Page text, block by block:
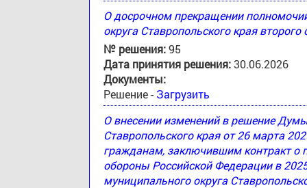
О досрочном прекращении
округа Ставропольского края
№ решения:95
Дата принятия решения:30.06.2026
Документы:
Решение - Загрузить
О внесении изменений в решение
Ставропольского края от 26 марта
гражданам, заключившим контракт о
обороны Российской Федерации в
муниципального округа